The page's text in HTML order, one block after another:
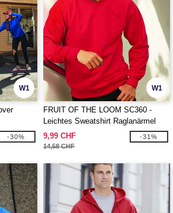
W1
-30%
W1
FRUIT OF THE LOOM SC360 -
Leichtes Sweatshirt Raglanärmel
9,99 CHF
14,58 CHF
-31%